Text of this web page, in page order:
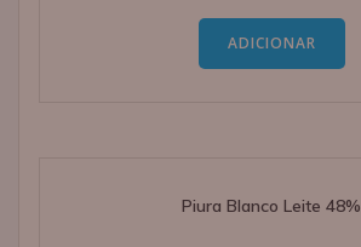
ADICIONAR
Piura Blanco Leite 48%